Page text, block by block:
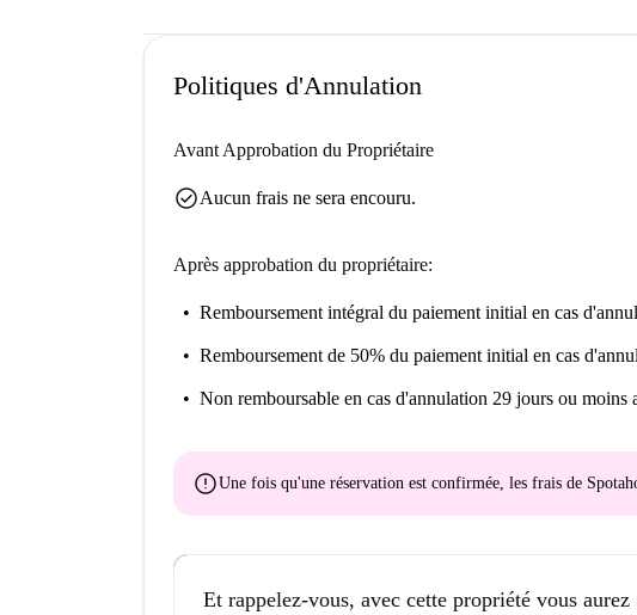
Politiques d'Annulation
Avant Approbation du Propriétaire
check_circleAucun frais ne sera encouru.
Après approbation du propriétaire:
Remboursement intégral du paiement initial en cas
Remboursement de 50% du paiement initial en cas
Non remboursable en cas d'annulation 29 jours ou moins
errorUne fois qu'une réservation est confirmée, les frais de
Et rappelez-vous, avec cette propriété vous aurez